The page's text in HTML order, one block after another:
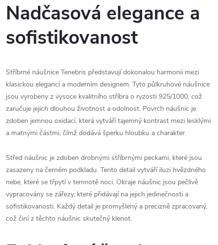
Nadčasová elegance a
sofistikovanost
Stříbrné náušnice Tenebris představují dokonalou harmonii mezi
klasickou elegancí a moderním designem. Tyto půlkruhové náušnice
jsou vyrobeny z vysoce kvalitního stříbra o ryzosti 925/1000, což
zaručuje jejich dlouhou životnost a odolnost. Povrch náušnic je
zdoben jemnou oxidací, která vytváří tajemný kontrast mezi lesklými
a matnými částmi, čímž dodává šperku hloubku a charakter.
Střed náušnic je zdoben drobnými stříbrnými peckami, které jsou
zasazeny na černém podkladu. Tento detail vytváří iluzi hvězdného
nebe, které se třpytí v temnotě noci. Okraje náušnic jsou pečlivě
vypracovány se zářezy, které přidávají na jejich jedinečnosti a
sofistikovanosti. Každý detail je promyšlený a precizně zpracovaný,
což činí z těchto náušnic skutečný klenot.